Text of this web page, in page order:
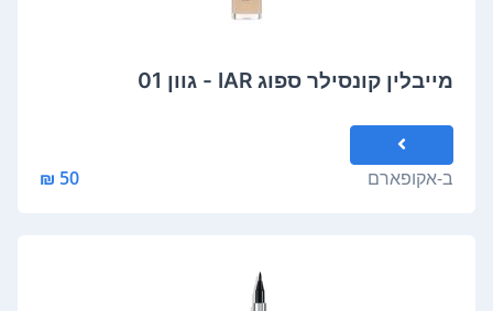
מייבלין קונסילר ספוג IAR - גוון 01
ב-אקופארם 50 ₪